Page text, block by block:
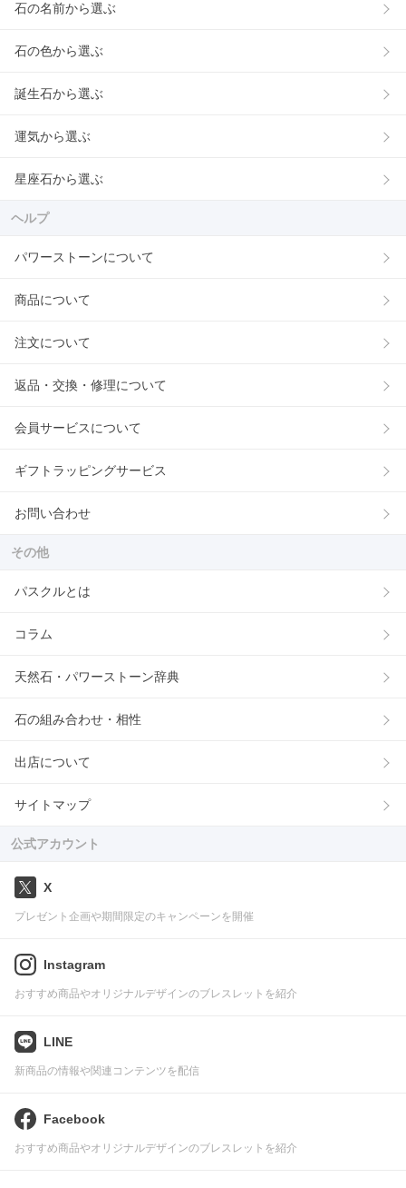
石の名前から選ぶ
石の色から選ぶ
誕生石から選ぶ
運気から選ぶ
星座石から選ぶ
ヘルプ
パワーストーンについて
商品について
注文について
返品・交換・修理について
会員サービスについて
ギフトラッピングサービス
お問い合わせ
その他
パスクルとは
コラム
天然石・パワーストーン辞典
石の組み合わせ・相性
出店について
サイトマップ
公式アカウント
X
プレゼント企画や期間限定のキャンペーンを開催
Instagram
おすすめ商品やオリジナルデザインのブレスレットを紹介
LINE
新商品の情報や関連コンテンツを配信
Facebook
おすすめ商品やオリジナルデザインのブレスレットを紹介